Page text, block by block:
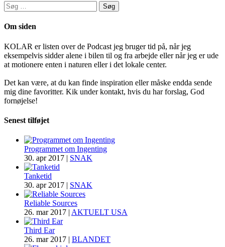
Søg
efter:
Om siden
KOLAR er listen over de Podcast jeg bruger tid på, når jeg
eksempelvis sidder alene i bilen til og fra arbejde eller når jeg er ude
at motionere enten i naturen eller i det lokale center.
Det kan være, at du kan finde inspiration eller måske endda sende
mig dine favoritter. Kik under kontakt, hvis du har forslag, God
fornøjelse!
Senest tilføjet
Programmet om Ingenting
30. apr 2017 | SNAK
Tanketid
30. apr 2017 | SNAK
Reliable Sources
26. mar 2017 | AKTUELT USA
Third Ear
26. mar 2017 | BLANDET